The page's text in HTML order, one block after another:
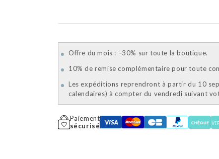
Offre du mois : –30% sur toute la boutique.
10% de remise complémentaire pour toute
Les expéditions reprendront à partir du 10
calendaires) à compter du vendredi suivant
Paiement
sécurisé